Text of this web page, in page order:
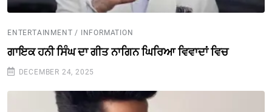
ENTERTAINMENT / INFORMATION
ਗਾਇਕ ਹਨੀ ਸਿੰਘ ਦਾ ਗੀਤ ਨਾਗਿਨ ਘਿਰਿਆ ਵਿਵਾਦਾਂ ਵਿਚ
DECEMBER 24, 2025